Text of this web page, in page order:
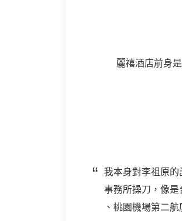
麗禧酒店前身
我本身對李祖原
事務所操刀，像
、桃園機場第二